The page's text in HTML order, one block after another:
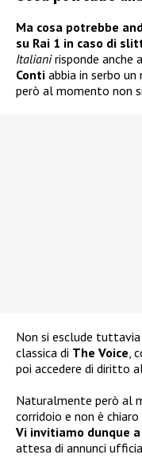
Ma cosa potrebbe
su Rai 1 in caso di
Italianirisponde anche
Conti abbia in serbo
però al momento non
Non si esclude tuttavia
classica di The Voice ,
poi accedere di diritto
Naturalmente però al
corridoio e non è
Vi invitiamo dunque
attesa di annunci